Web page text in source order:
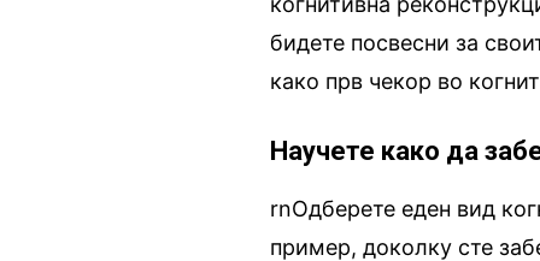
бидете посвесни за
како прв чекор во
Научете како да
rnОдберете еден вид
пример, доколку сте